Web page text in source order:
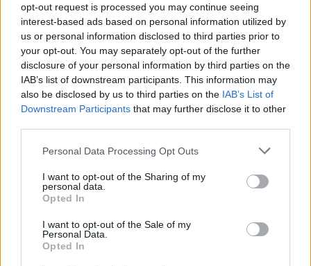
opt-out request is processed you may continue seeing
interest-based ads based on personal information utilized by
us or personal information disclosed to third parties prior to
your opt-out. You may separately opt-out of the further
disclosure of your personal information by third parties on the
IAB’s list of downstream participants. This information may
also be disclosed by us to third parties on the IAB’s List of
Downstream Participants that may further disclose it to other
Please note that this website/app uses one or more Google
not limited to your visit or usage behaviour. You may click to
grant or deny consent to Google and its third-party tags to
use your data for below specified purposes in below Google
consent section.
Personal Data Processing Opt Outs
I want to opt-out of the Sharing of my
personal data.
Opted In
I want to opt-out of the Sale of my
Personal Data.
Opted In
Frozen yogurt ή παγωτό; Ποιο είναι τελικά πιο υγιεινό
Η Apple αποφασίζει ποιος μένει και ποιος φεύγει και
οι κανόνες δεν είναι ίδιοι για όλους